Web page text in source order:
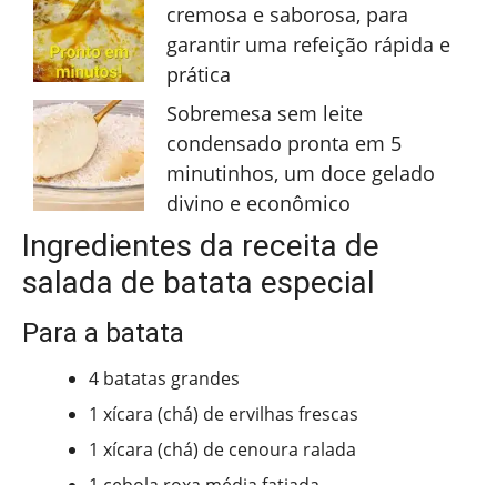
cremosa e saborosa, para
garantir uma refeição rápida e
prática
Sobremesa sem leite
condensado pronta em 5
minutinhos, um doce gelado
divino e econômico
Ingredientes da receita de
salada de batata especial
Para a batata
4 batatas grandes
1 xícara (chá) de ervilhas frescas
1 xícara (chá) de cenoura ralada